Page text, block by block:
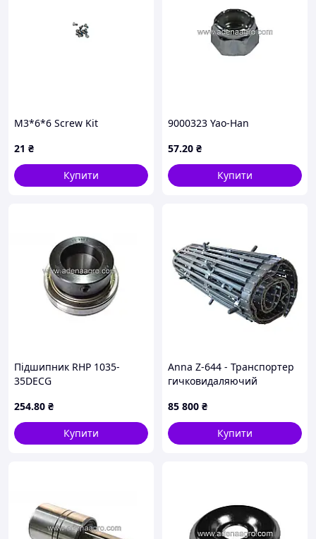
M3*6*6 Screw Kit
21 ₴
Купити
9000323 Yao-Han
57.20 ₴
Купити
Підшипник RHP 1035-
35DECG
254.80 ₴
Купити
Anna Z-644 - Транспортер
гичковидаляючий
85 800 ₴
Купити